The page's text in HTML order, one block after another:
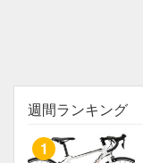
週間ランキング